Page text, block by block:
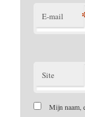
E-mail
Site
Mijn naam,